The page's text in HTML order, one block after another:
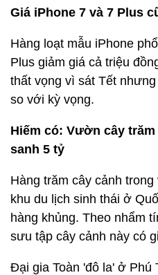
Giá iPhone 7 và 7 Plus
Hàng loạt mẫu iPhone
Plus giảm giá cả triệu
thất vọng vì sát Tết
so với kỳ vọng.
Hiếm có: Vườn cây
sanh 5 tỷ
Hàng trăm cây cảnh
khu du lịch sinh thái ở
hàng khủng. Theo nhẩm
sưu tập cây cảnh này có
Đại gia Toàn 'đô la' ở